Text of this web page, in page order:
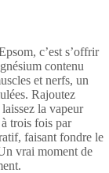
c’est s’offrir
contenu
et nerfs, un
Rajoutez
la vapeur
trois fois par
faisant fondre le
vrai moment de